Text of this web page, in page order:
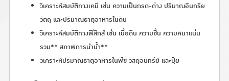
วิเคราะห์สมบัติทางเคมี เช่น ความเป็นกรด-ด่าง ปริมาณอินทรีย
วัตถุ และปริมาณธาตุอาหารในดิน
วิเคราะห์สมบัติทางฟิสิกส์ เช่น เนื้อดิน ความชื้น ความหนาแน่น
รวม** สภาพการนำน้ำ**
วิเคราะห์ปริมาณธาตุอาหารในพืช วัสดุอินทรีย์ และปุ๋ย